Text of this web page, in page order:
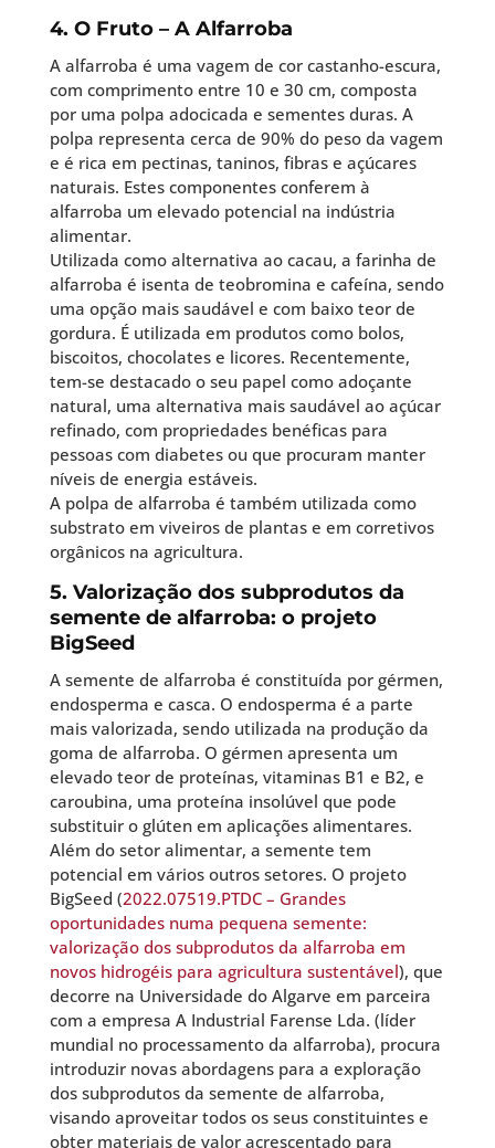
4. O Fruto – A Alfarroba
A alfarroba é uma vagem de cor castanho-escura,
com comprimento entre 10 e 30 cm, composta
por uma polpa adocicada e sementes duras. A
polpa representa cerca de 90% do peso da vagem
e é rica em pectinas, taninos, fibras e açúcares
naturais. Estes componentes conferem à
alfarroba um elevado potencial na indústria
alimentar.
Utilizada como alternativa ao cacau, a farinha de
alfarroba é isenta de teobromina e cafeína, sendo
uma opção mais saudável e com baixo teor de
gordura. É utilizada em produtos como bolos,
biscoitos, chocolates e licores. Recentemente,
tem-se destacado o seu papel como adoçante
natural, uma alternativa mais saudável ao açúcar
refinado, com propriedades benéficas para
pessoas com diabetes ou que procuram manter
níveis de energia estáveis.
A polpa de alfarroba é também utilizada como
substrato em viveiros de plantas e em corretivos
orgânicos na agricultura.
5. Valorização dos subprodutos da
semente de alfarroba: o projeto
BigSeed
A semente de alfarroba é constituída por gérmen,
endosperma e casca. O endosperma é a parte
mais valorizada, sendo utilizada na produção da
goma de alfarroba. O gérmen apresenta um
elevado teor de proteínas, vitaminas B1 e B2, e
caroubina, uma proteína insolúvel que pode
substituir o glúten em aplicações alimentares.
Além do setor alimentar, a semente tem
potencial em vários outros setores. O projeto
BigSeed (2022.07519.PTDC – Grandes
oportunidades numa pequena semente:
valorização dos subprodutos da alfarroba em
novos hidrogéis para agricultura sustentável), que
decorre na Universidade do Algarve em parceira
com a empresa A Industrial Farense Lda. (líder
mundial no processamento da alfarroba), procura
introduzir novas abordagens para a exploração
dos subprodutos da semente de alfarroba,
visando aproveitar todos os seus constituintes e
obter materiais de valor acrescentado para